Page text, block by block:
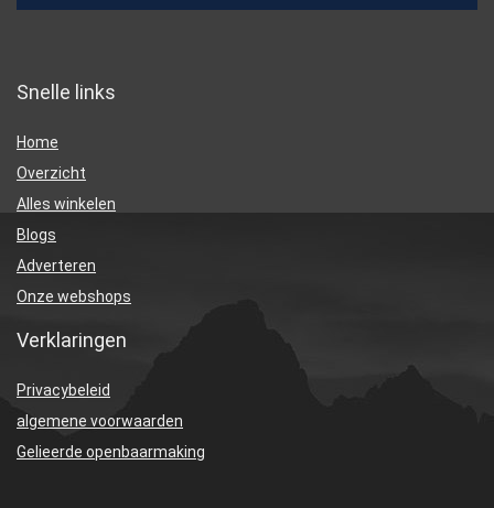
Snelle links
Home
Overzicht
Alles winkelen
Blogs
Adverteren
Onze webshops
Verklaringen
Privacybeleid
algemene voorwaarden
Gelieerde openbaarmaking